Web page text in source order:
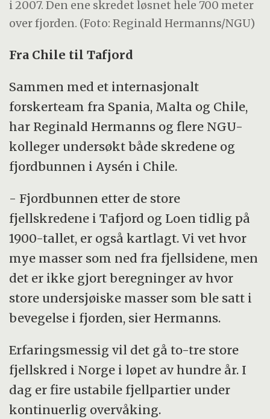
i 2007. Den ene skredet løsnet hele 700 meter
over fjorden. (Foto: Reginald Hermanns/NGU)
Fra Chile til Tafjord
Sammen med et internasjonalt
forskerteam fra Spania, Malta og Chile,
har Reginald Hermanns og flere NGU-
kolleger undersøkt både skredene og
fjordbunnen i Aysén i Chile.
- Fjordbunnen etter de store
fjellskredene i Tafjord og Loen tidlig på
1900-tallet, er også kartlagt. Vi vet hvor
mye masser som ned fra fjellsidene, men
det er ikke gjort beregninger av hvor
store undersjøiske masser som ble satt i
bevegelse i fjorden, sier Hermanns.
Erfaringsmessig vil det gå to-tre store
fjellskred i Norge i løpet av hundre år. I
dag er fire ustabile fjellpartier under
kontinuerlig overvåking.